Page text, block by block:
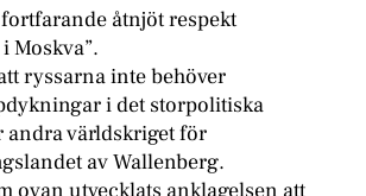
åtnjöt respekt
Moskva”.
ryssarna inte behöver
i det storpolitiska
andra världskriget för
av Wallenberg.